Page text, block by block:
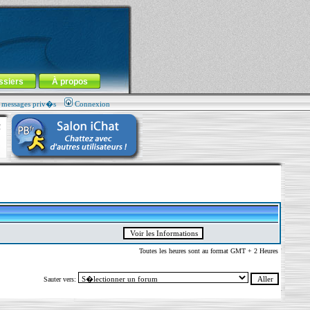
À propos
priv�s Connexion
Toutes les heures sont au format GMT + 2 Heures
Sauter vers: